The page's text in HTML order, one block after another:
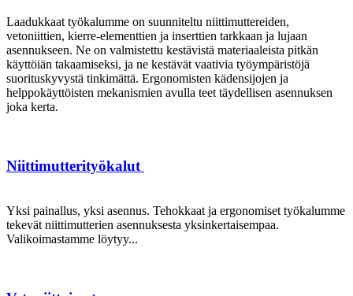
Laadukkaat työkalumme on suunniteltu niittimuttereiden,
vetoniittien, kierre-elementtien ja inserttien tarkkaan ja lujaan
asennukseen. Ne on valmistettu kestävistä materiaaleista pitkän
käyttöiän takaamiseksi, ja ne kestävät vaativia työympäristöjä
suorituskyvystä tinkimättä. Ergonomisten kädensijojen ja
helppokäyttöisten mekanismien avulla teet täydellisen asennuksen
joka kerta.
Niittimutterityökalut
Yksi painallus, yksi asennus. Tehokkaat ja ergonomiset työkalumme
tekevät niittimutterien asennuksesta yksinkertaisempaa.
Valikoimastamme löytyy...